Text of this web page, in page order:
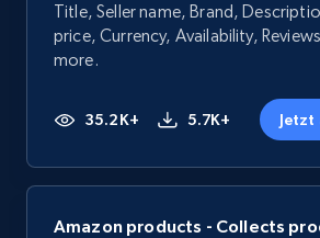
Title, Seller name, Brand,
price, Currency, Availability,
more.
35.2K+ 5.7K+ Jetzt
Amazon products - Collects